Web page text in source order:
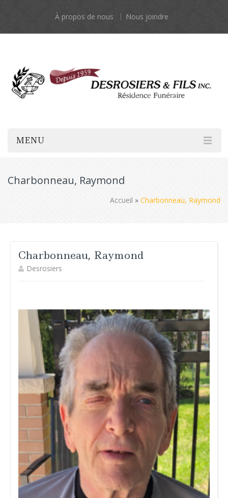
À propos de nous Nous joindre
MENU
Charbonneau, Raymond
Accueil » Charbonneau, Raymond
Charbonneau, Raymond
Desrosiers